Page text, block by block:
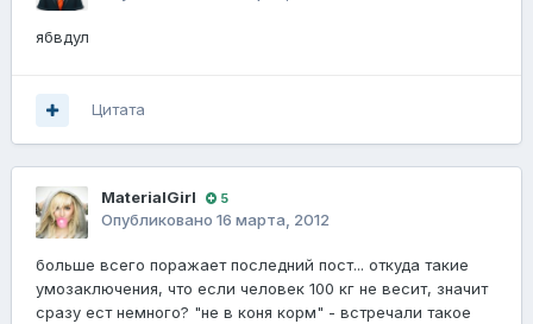
ябвдул
Цитата
MaterialGirl 5
Опубликовано 16 марта, 2012
больше всего поражает последний пост... откуда такие
умозаключения, что если человек 100 кг не весит, значит
сразу ест немного? "не в коня корм" - встречали такое